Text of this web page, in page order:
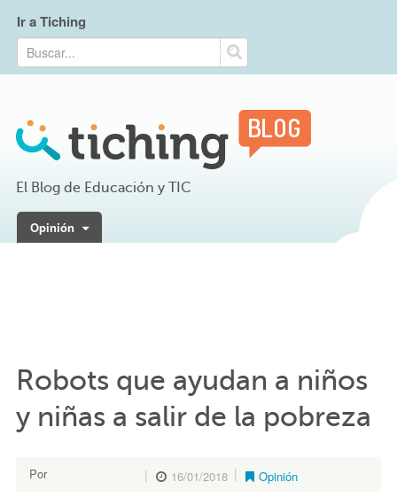
Ir a Tiching
El Blog de Educación y TIC
Opinión
Robots que ayudan a niños
y niñas a salir de la pobreza
Por
16/01/2018 Opinión